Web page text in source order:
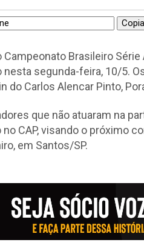
Brasileiro
segunda-feira, 10/5.
do Carlos Alencar Pinto,
que não atuaram na
CAP, visando o próximo
em Santos/SP.